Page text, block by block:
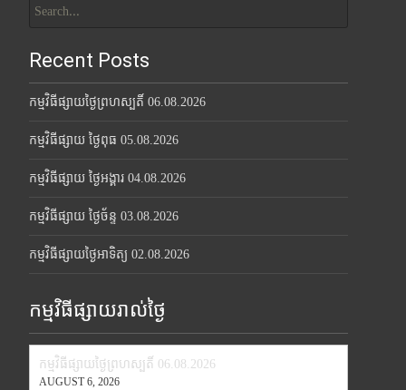
for:
Recent Posts
កម្មវិធីផ្សាយថ្ងៃព្រហស្បតិ៍ 06.08.2026
កម្មវិធីផ្សាយ ថ្ងៃពុធ 05.08.2026
កម្មវិធីផ្សាយ ថ្ងៃអង្គារ 04.08.2026
កម្មវិធីផ្សាយ ថ្ងៃច័ន្ទ 03.08.2026
កម្មវិធីផ្សាយថ្ងៃអាទិត្យ 02.08.2026
កម្មវិធីផ្សាយរាល់ថ្ងៃ
កម្មវិធីផ្សាយថ្ងៃព្រហស្បតិ៍ 06.08.2026
AUGUST 6, 2026